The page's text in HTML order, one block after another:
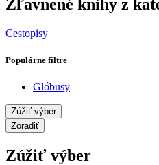
Zľavnené knihy z
Cestopisy
Populárne filtre
Glóbusy
Zúžiť výber
Zoradiť
Zúžiť výber